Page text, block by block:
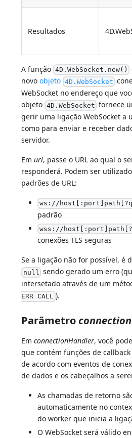
Resultados
A função 4D.WebSocket.new()
novoobjeto 4D.WebSocket
WebSocket no endereço que
objeto 4D.WebSocket fornece
gerir uma ligação WebSocket a
como para enviar e receber
servidor.
Emurl, passe o URL ao qual o
responderá. Podem ser
padrões de URL:
ws://
padrão
wss://
conexões TLS seguras
Se a ligação não for possível, é
null sendo gerado um erro
intersetado através de um
ERR CALL ).
Parâmetro
EmconnectionHandler, você
que contém funções de
de acordo com eventos de
de dados e os cabeçalhos a
As chamadas de retorno
automaticamente no
do worker que inicia a
O WebSocket será válido